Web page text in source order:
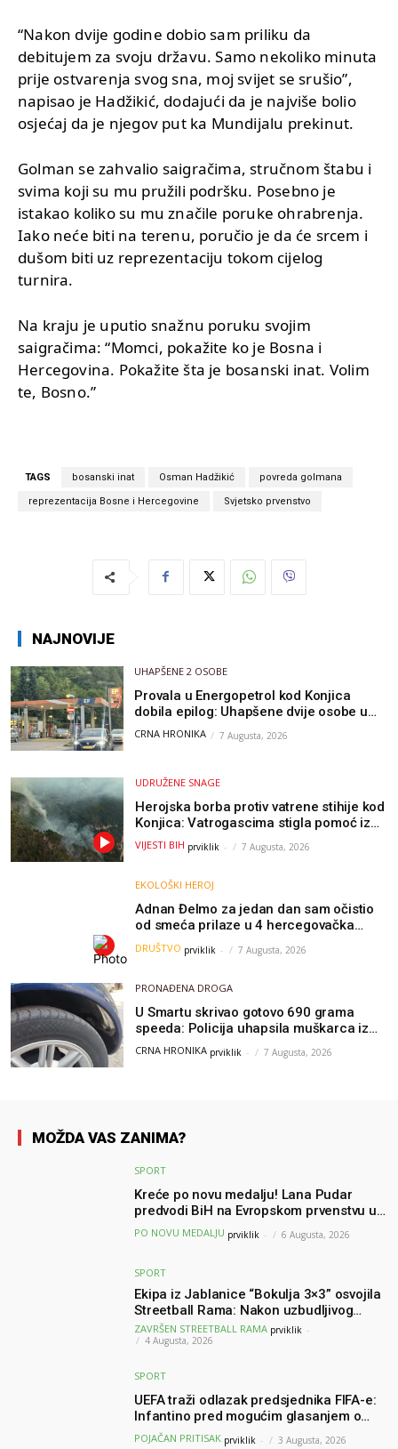
“Nakon dvije godine dobio sam priliku da
debitujem za svoju državu. Samo nekoliko minuta
prije ostvarenja svog sna, moj svijet se srušio”,
napisao je Hadžikić, dodajući da je najviše bolio
osjećaj da je njegov put ka Mundijalu prekinut.
Golman se zahvalio saigračima, stručnom štabu i
svima koji su mu pružili podršku. Posebno je
istakao koliko su mu značile poruke ohrabrenja.
Iako neće biti na terenu, poručio je da će srcem i
dušom biti uz reprezentaciju tokom cijelog
turnira.
Na kraju je uputio snažnu poruku svojim
saigračima: “Momci, pokažite ko je Bosna i
Hercegovina. Pokažite šta je bosanski inat. Volim
te, Bosno.”
TAGS bosanski inat Osman Hadžikić povreda golmana
reprezentacija Bosne i Hercegovine Svjetsko prvenstvo
NAJNOVIJE
UHAPŠENE 2 OSOBE
Provala u Energopetrol kod Konjica
dobila epilog: Uhapšene dvije osobe u
Čapljini i Jablanici
CRNA HRONIKA 7 Augusta, 2026
UDRUŽENE SNAGE
Herojska borba protiv vatrene stihije kod
Konjica: Vatrogascima stigla pomoć iz
Sarajeva, helikopteri i Air Tractori
udružili snage
VIJESTI BIH prviklik - 7 Augusta, 2026
EKOLOŠKI HEROJ
Adnan Đelmo za jedan dan sam očistio
od smeća prilaze u 4 hercegovačka
grada: “Danas nisam čistio samo smeće,
čistio sam sliku o nama”
DRUŠTVO prviklik - 7 Augusta, 2026
PRONAĐENA DROGA
U Smartu skrivao gotovo 690 grama
speeda: Policija uhapsila muškarca iz
Hercegovine
CRNA HRONIKA prviklik - 7 Augusta, 2026
MOŽDA VAS ZANIMA?
SPORT
Kreće po novu medalju! Lana Pudar
predvodi BiH na Evropskom prvenstvu u
Parizu
PO NOVU MEDALJU prviklik - 6 Augusta, 2026
SPORT
Ekipa iz Jablanice “Bokulja 3×3” osvojila
Streetball Rama: Nakon uzbudljivog
finala poznati svi pobjednici turnira
ZAVRŠEN STREETBALL RAMA prviklik -
4 Augusta, 2026
SPORT
UEFA traži odlazak predsjednika FIFA-e:
Infantino pred mogućim glasanjem o
nepovjerenju
POJAČAN PRITISAK prviklik - 3 Augusta, 2026